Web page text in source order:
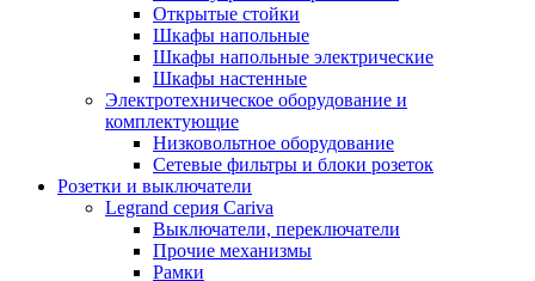
Открытые стойки
Шкафы напольные
Шкафы напольные электрические
Шкафы настенные
Электротехническое оборудование и
комплектующие
Низковольтное оборудование
Сетевые фильтры и блоки розеток
Розетки и выключатели
Legrand серия Cariva
Выключатели, переключатели
Прочие механизмы
Рамки